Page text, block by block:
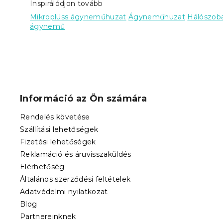
Inspirálódjon tovább
Mikroplüss ágyneműhuzat Ágyneműhuzat
ágynemű
Információ az Ön számára
Rendelés követése
Szállítási lehetőségek
Fizetési lehetőségek
Reklamáció és áruvisszaküldés
Elérhetőség
Általános szerződési feltételek
Adatvédelmi nyilatkozat
Blog
Partnereinknek